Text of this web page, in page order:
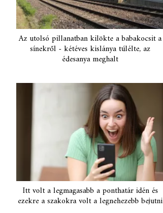
Az utolsó pillanatban kilökte a babakocsit a
sínekről - kétéves kislánya túlélte, az
édesanya meghalt
Itt volt a legmagasabb a ponthatár idén és
ezekre a szakokra volt a legnehezebb bejutni